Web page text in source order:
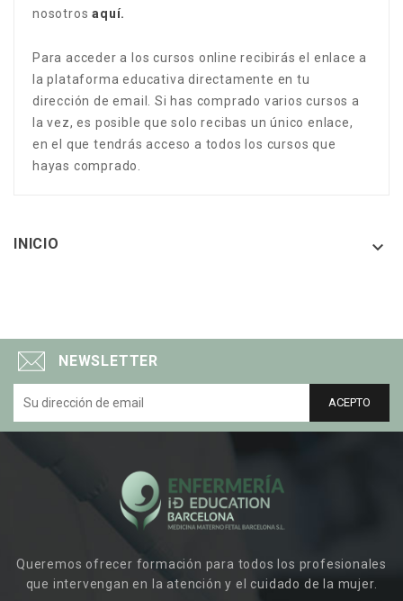
nosotrosaquí.
Para acceder a los cursos online recibirás el enlace a
la plataforma educativa directamente en tu
dirección de email. Si has comprado varios cursos a
la vez, es posible que solo recibas un único enlace,
en el que tendrás acceso a todos los cursos que
hayas comprado.
INICIO 
NEWSLETTER
Queremos ofrecer formación para todos los profesionales
que intervengan en la atención y el cuidado de la mujer.